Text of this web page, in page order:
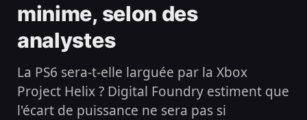
minime, selon des
analystes
La PS6 sera-t-elle larguée par la Xbox
Project Helix ? Digital Foundry estiment que
l'écart de puissance ne sera pas si